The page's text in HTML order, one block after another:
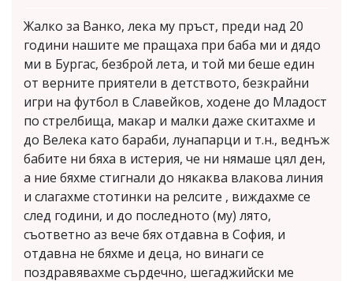
Жалко за Ванко, лека му пръст, преди над 20
години нашите ме пращаха при баба ми и дядо
ми в Бургас, безброй лета, и той ми беше един
от верните приятели в детството, безкрайни
игри на футбол в Славейков, ходене до Младост
по стрелбища, макар и малки даже скитахме и
до Велека като бараби, лунапарци и т.н., веднъж
бабите ни бяха в истерия, че ни нямаше цял ден,
а ние бяхме стигнали до някаква влакова линия
и слагахме стотинки на релсите , виждахме се
след години, и до последното (му) лято,
съответно аз вече бях отдавна в София, и
отдавна не бяхме и деца, но винаги се
поздравявахме сърдечно, шегаджийски ме